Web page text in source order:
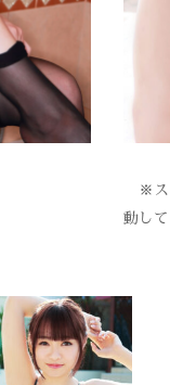
※ス
動し